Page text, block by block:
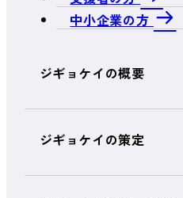
中小企業の方
ジギョケイの概要
ジギョケイの策定